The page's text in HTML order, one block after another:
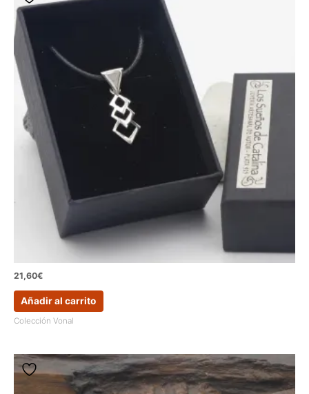
21,60€
Añadir al carrito
Colección Vonal